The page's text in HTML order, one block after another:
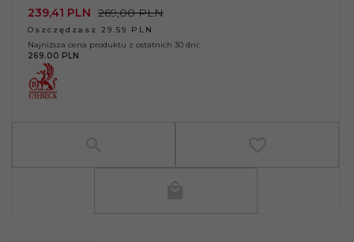
239,41 PLN 269,00 PLN
Oszczędzasz 29.59 PLN
Najniższa cena produktu z ostatnich 30 dni:
269.00 PLN